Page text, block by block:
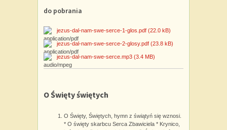
do pobrania
jezus-dal-nam-swe-serce-1-glos.pdf (22.0 kB)
jezus-dal-nam-swe-serce-2-glosy.pdf (23.8 kB)
jezus-dal-nam-swe-serce.mp3 (3.4 MB)
O Święty świętych
O Święty, Świętych, hymn z świątyń się wznosi.
* O święty skarbcu Serca Zbawiciela * Krynico,